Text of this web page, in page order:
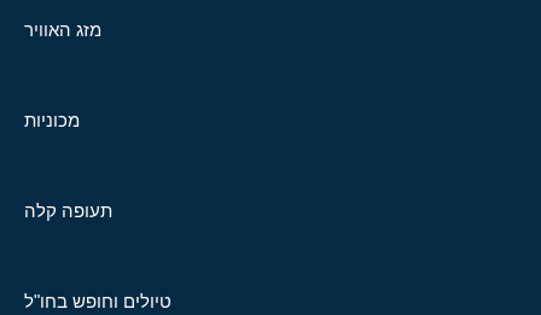
מזג האוויר
מכוניות
תעופה קלה
טיולים וחופש בחו"ל